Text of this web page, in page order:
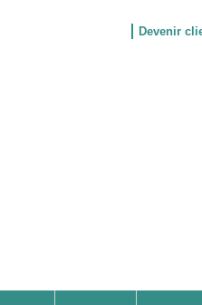
Devenir